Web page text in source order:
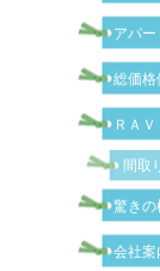
アパー
総価格
ＲＡ
間取
驚きの
会社案